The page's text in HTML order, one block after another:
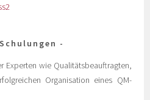
Experten wie Qualitätsbeauftragten,
Organisation eines QM-